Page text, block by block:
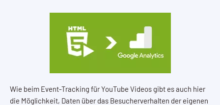
Wie beim Event-Tracking für YouTube Videos gibt es auch hier
die Möglichkeit, Daten über das Besucherverhalten der eigenen